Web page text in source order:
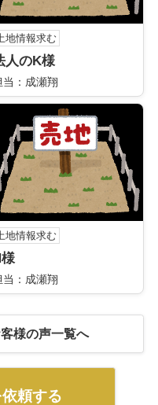
地情報求む
人のK様
当：成瀬翔
地情報求む
当：成瀬翔
様の声一覧へ
頼する